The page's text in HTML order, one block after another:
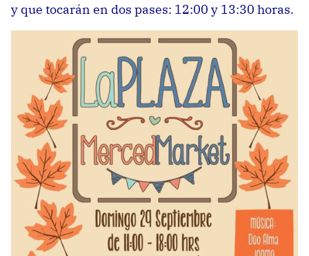
y que tocarán en dos pases: 12:00 y 13:30 horas.